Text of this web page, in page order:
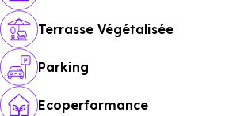
Terrasse Végétalisée
Parking
Ecoperformance